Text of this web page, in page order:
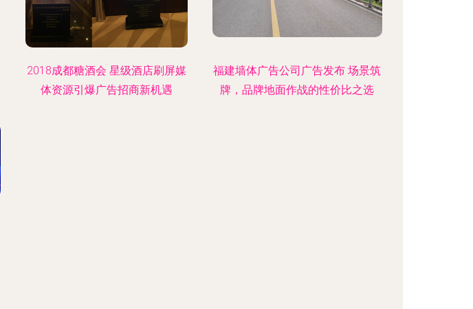
2018成都糖酒会 星级酒店刷屏媒
体资源引爆广告招商新机遇
福建墙体广告公司广告发布 场景筑
牌，品牌地面作战的性价比之选